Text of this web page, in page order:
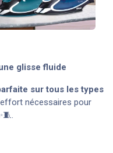
glisse fluide
sur tous les types
nécessaires pour